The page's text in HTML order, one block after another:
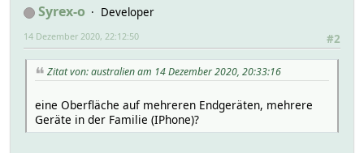
Syrex-o
Developer
#2
14 Dezember 2020, 22:12:50
Zitat von: australien am 14 Dezember 2020, 20:33:16
eine Oberfläche auf mehreren Endgeräten, mehrere
Geräte in der Familie (IPhone)?